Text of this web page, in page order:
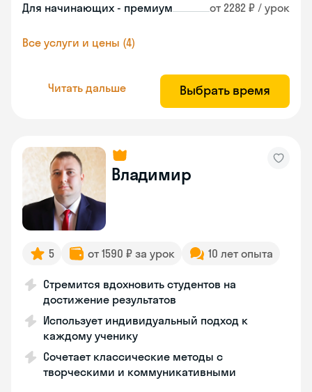
Для начинающих - премиум от 2282 ₽ / урок
Все услуги и цены (4)
Читать дальше Выбрать время
Владимир
5 от 1590 ₽ за урок 10 лет опыта
Стремится вдохновить студентов на
достижение результатов
Использует индивидуальный подход к
каждому ученику
Сочетает классические методы с
творческими и коммуникативными